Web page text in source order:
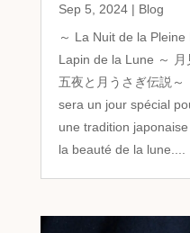
Sep 5, 2024| Blog
～ La Nuit de la
Lapin de la Lune ～
五夜と月うさぎ伝説
sera un jour spécial
une tradition
la beauté de la lune....